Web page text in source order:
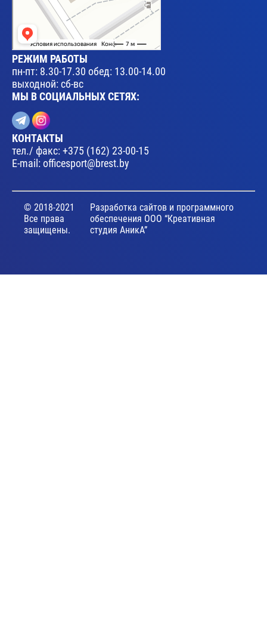
РЕЖИМ РАБОТЫ
пн-пт: 8.30-17.30 обед: 13.00-14.00
выходной: сб-вс
МЫ В СОЦИАЛЬНЫХ СЕТЯХ:
КОНТАКТЫ
тел./ факс:+375 (162) 23-00-15
E-mail: officesport@brest.by
© 2018-2021
Все права
защищены.
Разработка сайтов и программного
обеспечения ООО “Креативная
студия АникА”